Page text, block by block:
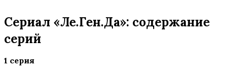
Сериал «Ле.Ген.Да»: содержание
серий
1 серия